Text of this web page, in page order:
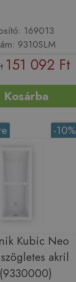
169013
9310SLM
151 092 Ft
Kosárba
-10%
Kubic Neo
akril